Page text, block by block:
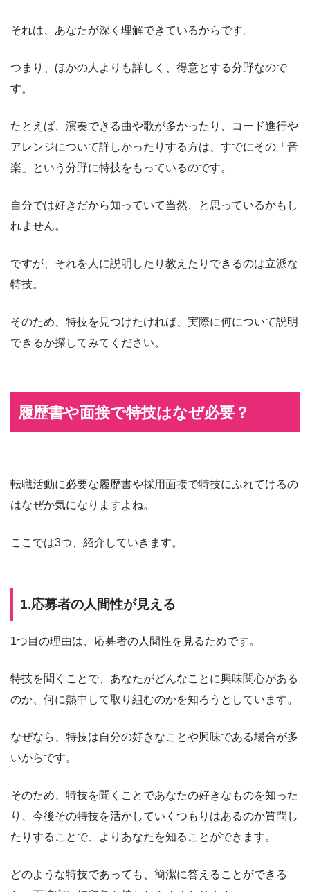
それは、あなたが深く理解できているからです。
つまり、ほかの人よりも詳しく、得意とする分野なので
す。
たとえば、演奏できる曲や歌が多かったり、コード進行や
アレンジについて詳しかったりする方は、すでにその「音
楽」という分野に特技をもっているのです。
自分では好きだから知っていて当然、と思っているかもし
れません。
ですが、それを人に説明したり教えたりできるのは立派な
特技。
そのため、特技を見つけたければ、実際に何について説明
できるか探してみてください。
履歴書や面接で特技はなぜ必要？
転職活動に必要な履歴書や採用面接で特技にふれてけるの
はなぜか気になりますよね。
ここでは3つ、紹介していきます。
1.応募者の人間性が見える
1つ目の理由は、応募者の人間性を見るためです。
特技を聞くことで、あなたがどんなことに興味関心がある
のか、何に熱中して取り組むのかを知ろうとしています。
なぜなら、特技は自分の好きなことや興味である場合が多
いからです。
そのため、特技を聞くことであなたの好きなものを知った
り、今後その特技を活かしていくつもりはあるのか質問し
たりすることで、よりあなたを知ることができます。
どのような特技であっても、簡潔に答えることができる